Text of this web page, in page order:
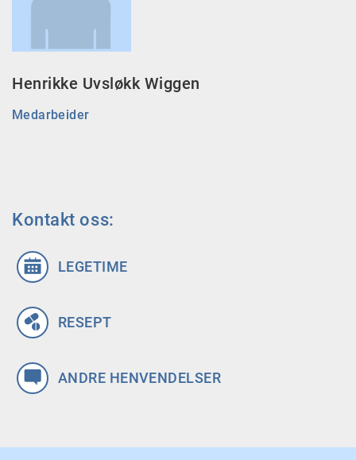
Henrikke Uvsløkk Wiggen
Medarbeider
Kontakt oss:
LEGETIME
RESEPT
ANDRE HENVENDELSER